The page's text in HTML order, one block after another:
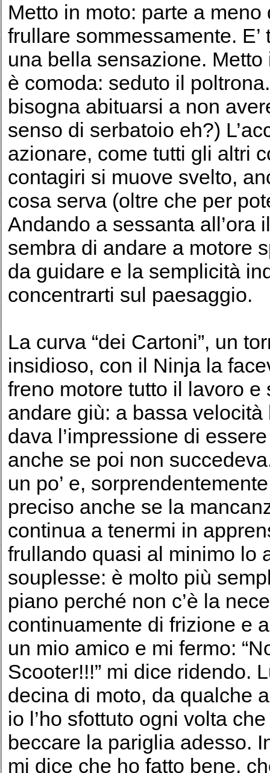
Metto in moto: parte a meno
frullare sommessamente.
una bella sensazione.
è comoda: seduto il
bisogna abituarsi a non
senso di serbatoio eh?)
azionare, come tutti gli altri
contagiri si muove svelto,
cosa serva (oltre che per
Andando a sessanta all’ora
sembra di andare a motore
da guidare e la semplicità
concentrarti sul paesaggio.
La curva “dei Cartoni”, un
insidioso, con il Ninja la
freno motore tutto il lavoro
andare giù: a bassa
dava l’impressione di
anche se poi non
un po’ e,
preciso anche se la
continua a tenermi in
frullando quasi al minimo lo
souplesse: è molto più
piano perché non c’è la
continuamente di frizione e
un mio amico e mi fermo:
Scooter!!!” mi dice ridendo.
decina di moto, da qualche
io l’ho sfottuto ogni volta
beccare la pariglia adesso.
mi dice che ho fatto bene,